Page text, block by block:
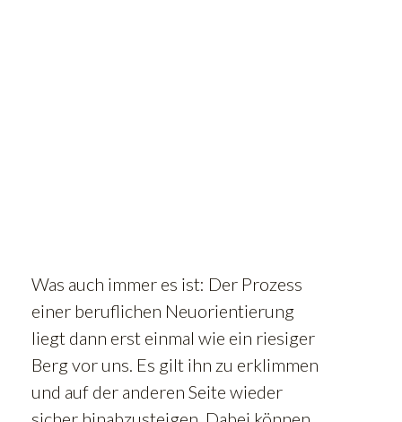
Was auch immer es ist: Der Prozess
einer beruflichen Neuorientierung
liegt dann erst einmal wie ein riesiger
Berg vor uns. Es gilt ihn zu erklimmen
und auf der anderen Seite wieder